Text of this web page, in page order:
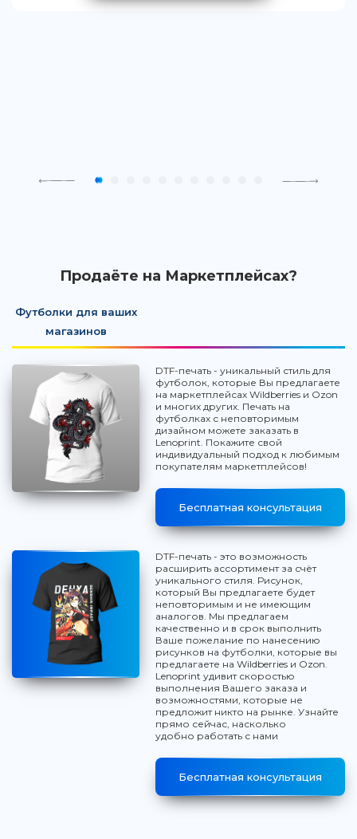
Продаёте на Маркетплейсах?
Футболки для ваших
магазинов
DTF-печать - уникальный стиль для
футболок, которые Вы предлагаете
на маркетплейсах Wildberries и Ozon
и многих других. Печать на
футболках с неповторимым
дизайном можете заказать в
Lenoprint. Покажите свой
индивидуальный подход к любимым
покупателям маркетплейсов!
Бесплатная консультация
DTF-печать - это возможность
расширить ассортимент за счёт
уникального стиля. Рисунок,
который Вы предлагаете будет
неповторимым и не имеющим
аналогов. Мы предлагаем
качественно и в срок выполнить
Ваше пожелание по нанесению
рисунков на футболки, которые вы
предлагаете на Wildberries и Ozon.
Lenoprint удивит скоростью
выполнения Вашего заказа и
возможностями, которые не
предложит никто на рынке. Узнайте
прямо сейчас, насколько
удобно работать с нами
Бесплатная консультация